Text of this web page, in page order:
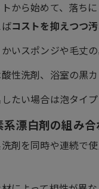
から始めて、落ち
コストを抑えつつ
いスポンジや毛丈
酸性洗剤、浴室の黒
たい場合は泡タイ
系漂白剤の組み
剤を同時や連続で